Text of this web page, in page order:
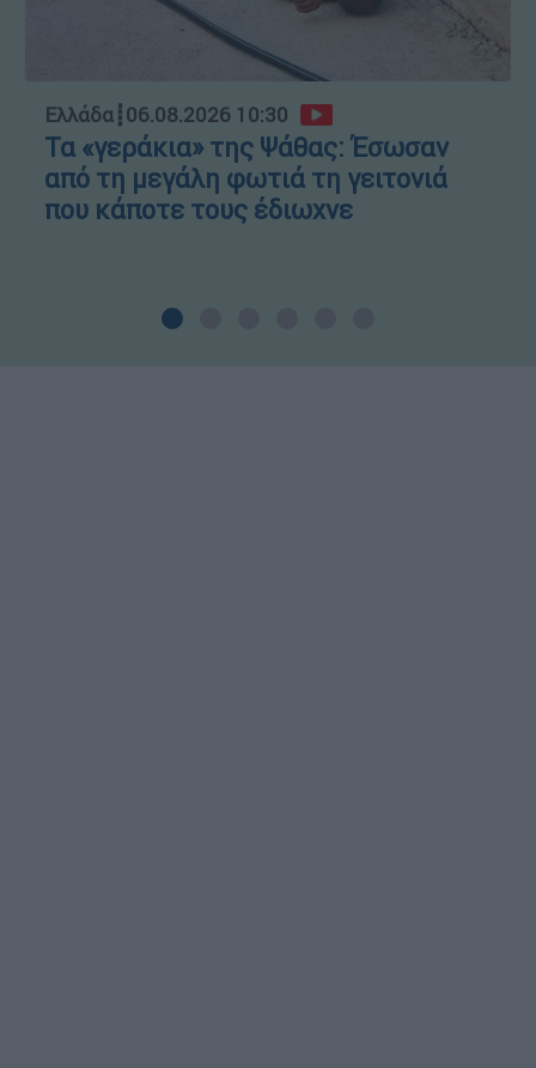
Ελλάδα┋06.08.2026 10:30
Τα «γεράκια» της Ψάθας: Έσωσαν
από τη μεγάλη φωτιά τη γειτονιά
που κάποτε τους έδιωχνε